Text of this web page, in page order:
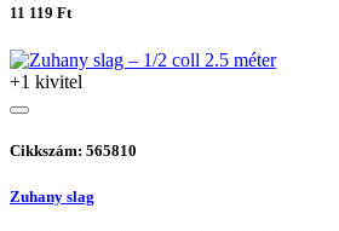
11 119 Ft
+1 kivitel
Cikkszám: 565810
Zuhany slag